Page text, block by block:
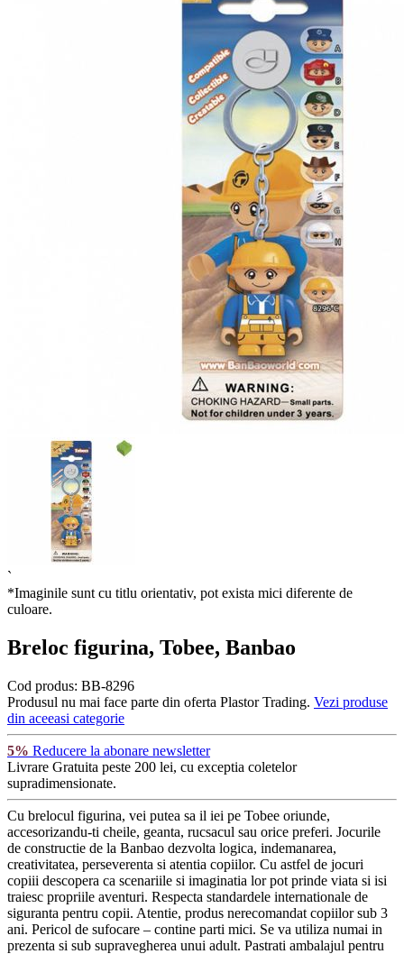
`
*Imaginile sunt cu titlu orientativ, pot exista mici diferente de
culoare.
Breloc figurina, Tobee, Banbao
Cod produs: BB-8296
Produsul nu mai face parte din oferta Plastor Trading. Vezi produse
din aceeasi categorie
5% Reducere la abonare newsletter
Livrare Gratuita peste 200 lei, cu exceptia coletelor
supradimensionate.
Cu brelocul figurina, vei putea sa il iei pe Tobee oriunde,
accesorizandu-ti cheile, geanta, rucsacul sau orice preferi. Jocurile
de constructie de la Banbao dezvolta logica, indemanarea,
creativitatea, perseverenta si atentia copiilor. Cu astfel de jocuri
copiii descopera ca scenariile si imaginatia lor pot prinde viata si isi
traiesc propriile aventuri. Respecta standardele internationale de
siguranta pentru copii. Atentie, produs nerecomandat copiilor sub 3
ani. Pericol de sufocare – contine parti mici. Se va utiliza numai in
prezenta si sub supravegherea unui adult. Pastrati ambalajul pentru